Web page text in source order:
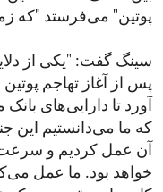
پوتین" می‌فرستد "که
سینگ گفت: "یکی از
آورد تا دارایی‌های
که ما می‌دانستیم این
آن عمل کردیم و سرعت
خواهد بود. ما عمل